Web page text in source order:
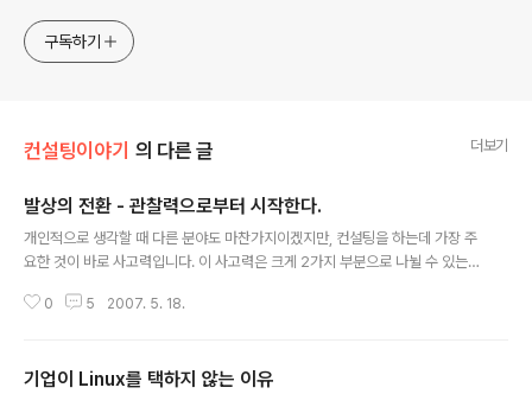
구독하기
컨설팅이야기 의 다른 글 더보기
발상의 전환 - 관찰력으로부터 시작한다.
개인적으로 생각할 때 다른 분야도 마찬가지이겠지만, 컨설팅을 하는데 가장 주
요한 것이 바로 사고력입니다. 이 사고력은 크게 2가지 부분으로 나뉠 수 있는
는 어느 부분에 국한되지 않고 자유스럽게 생각을 하는 것을 의미하며, 수렴적
지만 그런 경우는 매우 드물고 일반적으로는 둘 중 하나의 사고체계를 갖게 되
0 5 2007. 5. 18.
기업이 Linux를 택하지 않는 이유